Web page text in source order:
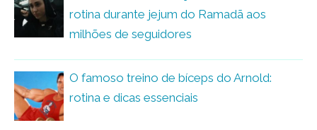
rotina durante jejum do Ramadã aos
milhões de seguidores
O famoso treino de bíceps do Arnold:
rotina e dicas essenciais